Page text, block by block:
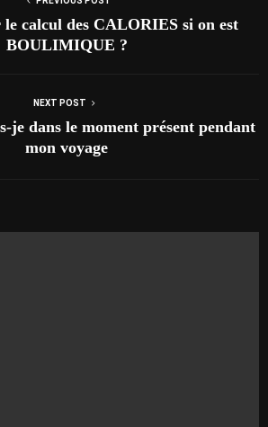
calcul des CALORIES si on est
BOULIMIQUE ?
NEXT POST
dans le moment présent pendant
mon voyage